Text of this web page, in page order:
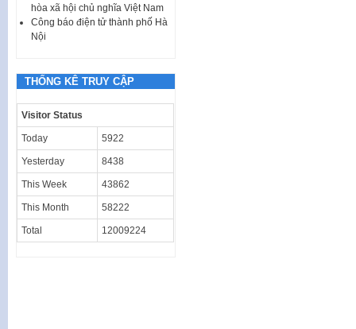
hòa xã hội chủ nghĩa Việt Nam
Công báo điện tử thành phố Hà
Nội
THỐNG KÊ TRUY CẬP
Visitor Status
Today 5922
Yesterday 8438
This Week 43862
This Month 58222
Total 12009224